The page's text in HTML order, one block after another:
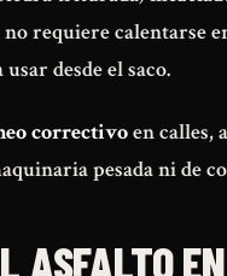
requiere calentarse
desde el saco.
correctivoen calles,
pesada ni de
ASFALTO